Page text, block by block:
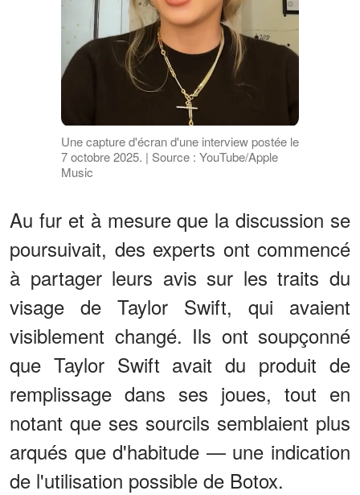
Une capture d'écran d'une interview postée le
7 octobre 2025. | Source : YouTube/Apple
Music
Au fur et à mesure que la discussion se
poursuivait, des experts ont commencé
à partager leurs avis sur les traits du
visage de Taylor Swift, qui avaient
visiblement changé. Ils ont soupçonné
que Taylor Swift avait du produit de
remplissage dans ses joues, tout en
notant que ses sourcils semblaient plus
arqués que d'habitude — une indication
de l'utilisation possible de Botox.